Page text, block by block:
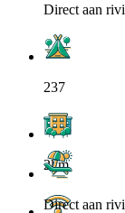
Direct aan
237
2km
Direct aan